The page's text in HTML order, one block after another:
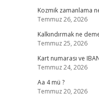
Kozmik zamanlama
Temmuz 26, 2026
Kalkındırmak ne
Temmuz 25, 2026
Kart numarası ve
Temmuz 24, 2026
Aa 4 mü ?
Temmuz 20, 2026